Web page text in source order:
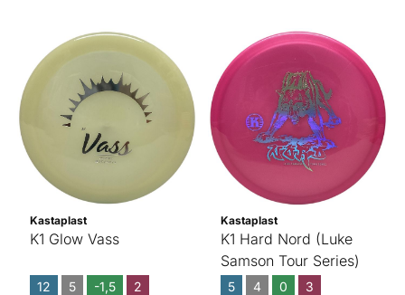
Kastaplast
K1 Glow Vass
12 5 -1,5 2
Kastaplast
K1 Hard Nord (Luke
Samson Tour Series)
5 4 0 3